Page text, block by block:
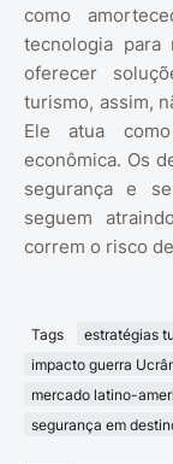
como
tecnologia para
oferecer
turismo, assim,
Ele atua
econômica. Os
segurança e
seguem
correm o risco
Tags
estratégias
impacto guerra
mercado latino-
segurança em